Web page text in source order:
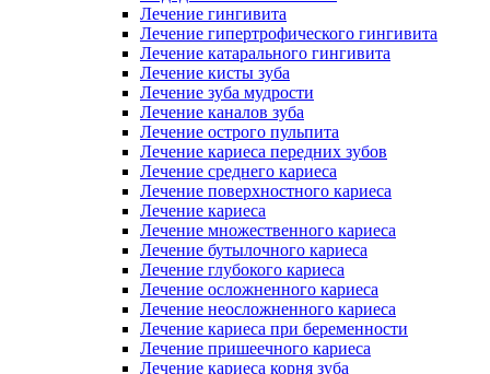
Лечение гингивита
Лечение гипертрофического гингивита
Лечение катарального гингивита
Лечение кисты зуба
Лечение зуба мудрости
Лечение каналов зуба
Лечение острого пульпита
Лечение кариеса передних зубов
Лечение среднего кариеса
Лечение поверхностного кариеса
Лечение кариеса
Лечение множественного кариеса
Лечение бутылочного кариеса
Лечение глубокого кариеса
Лечение осложненного кариеса
Лечение неосложненного кариеса
Лечение кариеса при беременности
Лечение пришеечного кариеса
Лечение кариеса корня зуба